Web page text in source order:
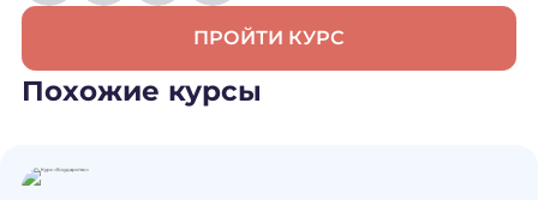
ПРОЙТИ КУРС
Похожие курсы